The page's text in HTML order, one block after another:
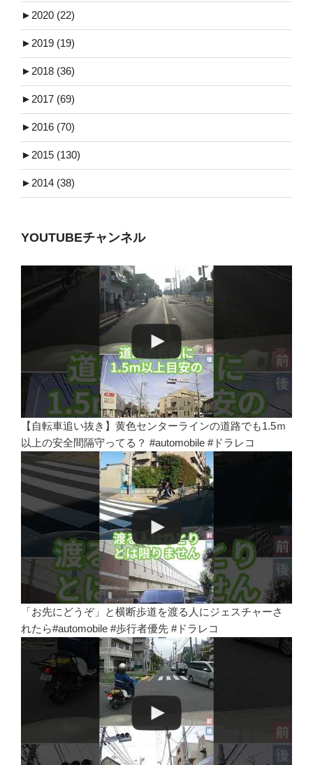
► 2020 (22)
► 2019 (19)
► 2018 (36)
► 2017 (69)
► 2016 (70)
► 2015 (130)
► 2014 (38)
YOUTUBEチャンネル
【自転車追い抜き】黄色センターラインの道路でも1.5ｍ
以上の安全間隔守ってる？ #automobile #ドラレコ
「お先にどうぞ」と横断歩道を渡る人にジェスチャーさ
れたら#automobile #歩行者優先 #ドラレコ